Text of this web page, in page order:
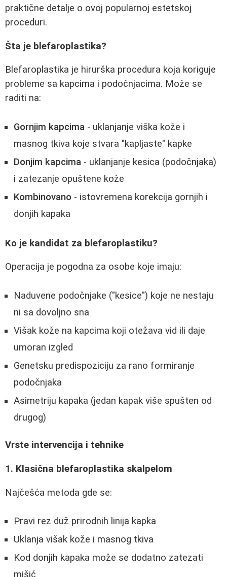
praktične detalje o ovoj popularnoj estetskoj
proceduri.
Šta je blefaroplastika?
Blefaroplastika je hirurška procedura koja koriguje
probleme sa kapcima i podočnjacima. Može se
raditi na:
Gornjim kapcima - uklanjanje viška kože i
masnog tkiva koje stvara "kapljaste" kapke
Donjim kapcima - uklanjanje kesica (podočnjaka)
i zatezanje opuštene kože
Kombinovano - istovremena korekcija gornjih i
donjih kapaka
Ko je kandidat za blefaroplastiku?
Operacija je pogodna za osobe koje imaju:
Naduvene podočnjake ("kesice") koje ne nestaju
ni sa dovoljno sna
Višak kože na kapcima koji otežava vid ili daje
umoran izgled
Genetsku predispoziciju za rano formiranje
podočnjaka
Asimetriju kapaka (jedan kapak više spušten od
drugog)
Vrste intervencija i tehnike
1. Klasična blefaroplastika skalpelom
Najčešća metoda gde se:
Pravi rez duž prirodnih linija kapka
Uklanja višak kože i masnog tkiva
Kod donjih kapaka može se dodatno zatezati
mišić